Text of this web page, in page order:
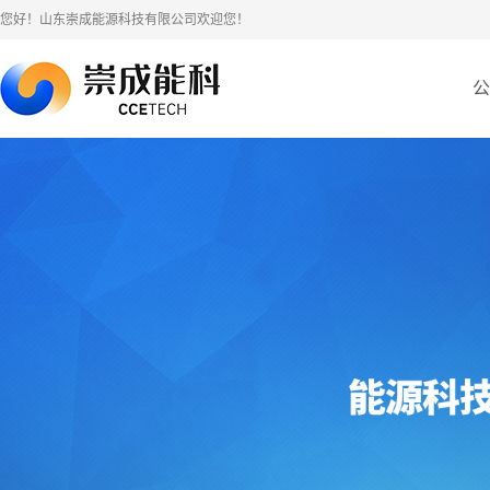
您好！山东崇成能源科技有限公司欢迎您！